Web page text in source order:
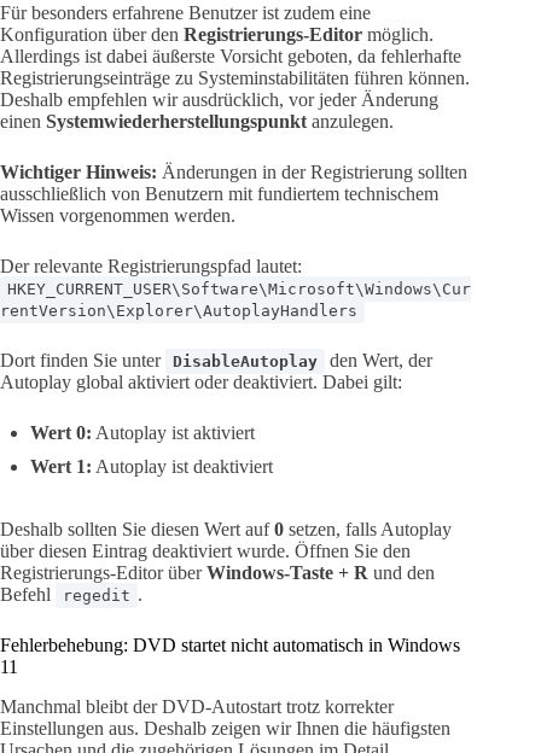
Für besonders erfahrene Benutzer ist zudem eine
Konfiguration über den Registrierungs-Editor möglich.
Allerdings ist dabei äußerste Vorsicht geboten, da fehlerhafte
Registrierungseinträge zu Systeminstabilitäten führen können.
Deshalb empfehlen wir ausdrücklich, vor jeder Änderung
einen Systemwiederherstellungspunkt anzulegen.
Wichtiger Hinweis: Änderungen in der Registrierung sollten
ausschließlich von Benutzern mit fundiertem technischem
Wissen vorgenommen werden.
Der relevante Registrierungspfad lautet:
HKEY_CURRENT_USER\Software\Microsoft\Windows\Cur
rentVersion\Explorer\AutoplayHandlers
Dort finden Sie unter DisableAutoplay
den Wert, der
Autoplay global aktiviert oder deaktiviert. Dabei gilt:
Wert 0: Autoplay ist aktiviert
Wert 1: Autoplay ist deaktiviert
Deshalb sollten Sie diesen Wert auf0 setzen, falls Autoplay
über diesen Eintrag deaktiviert wurde. Öffnen Sie den
Registrierungs-Editor überWindows-Taste + R und den
Befehl
regedit .
Fehlerbehebung: DVD startet nicht automatisch in Windows
11
Manchmal bleibt der DVD-Autostart trotz korrekter
Einstellungen aus. Deshalb zeigen wir Ihnen die häufigsten